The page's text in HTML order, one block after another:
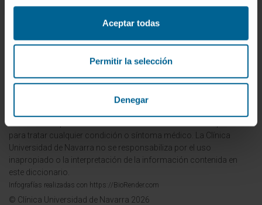
Aceptar todas
Permitir la selección
Denegar
La información proporcionada en este Diccionario Médico de la
Clínica Universidad de Navarra tiene como objetivo principal
ofrecer un contexto y entendimiento general sobre términos
decisiones relacionadas con la salud. Esta información es
meramente informativa y no sustituye en ningún caso el consejo,
para tratar cualquier condición o síntoma médico. La Clínica
Universidad de Navarra no se responsabiliza por el uso
inapropiado o la interpretación de la información contenida en
este diccionario.
Infografías realizadas con https://BioRender.com
© Clínica Universidad de Navarra 2026